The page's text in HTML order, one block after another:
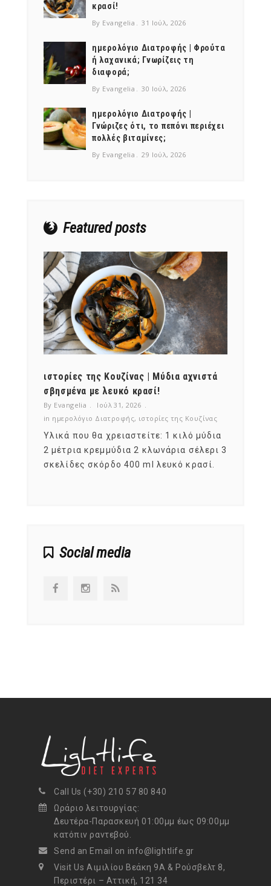
κρασί!
By Evangelia 31 Ιούλ, 2026
ημερολόγιο Διατροφής | Φρούτα
ή λαχανικά; Γνωρίζεις τη
διαφορά;
By Evangelia 30 Ιούλ, 2026
ημερολόγιο Διατροφής |
Γνώριζες ότι, το πεπόνι περιέχει
πολλές βιταμίνες;
By Evangelia 29 Ιούλ, 2026
Featured posts
ιστορίες της Κουζίνας | Μύδια αχνιστά
σβησμένα με λευκό κρασί!
By Evangelia
Ιούλ 31, 2026
in ημερολόγιο Διατροφής, ιστορίες της Κουζίνας
Υλικά που θα χρειαστείτε: 1 κιλό μύδια
2 μέτρια κρεμμύδια 2 κλωνάρια σέλερι 3
σκελίδες σκόρδο 400 ml λευκό κρασί.
Social media
Call Us (+30) 210 57 80 840
Ωράριο λειτουργίας:
Δευτέρα-Παρασκευή 01:00μμ έως 09:00μμ
κατόπιν ραντεβού.
Send an Email on info@lightlife.gr
Visit Us Αιμιλίου Βεάκη 9Α & Ρούσβελτ 8,
Περιστέρι – Αττική, 121 34